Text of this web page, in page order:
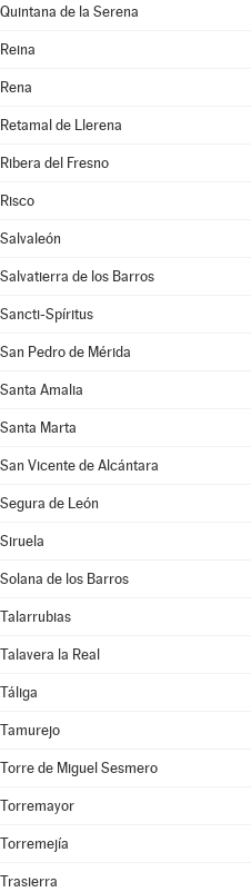
Quintana de la Serena
Reina
Rena
Retamal de Llerena
Ribera del Fresno
Risco
Salvaleón
Salvatierra de los Barros
Sancti-Spíritus
San Pedro de Mérida
Santa Amalia
Santa Marta
San Vicente de Alcántara
Segura de León
Siruela
Solana de los Barros
Talarrubias
Talavera la Real
Táliga
Tamurejo
Torre de Miguel Sesmero
Torremayor
Torremejía
Trasierra